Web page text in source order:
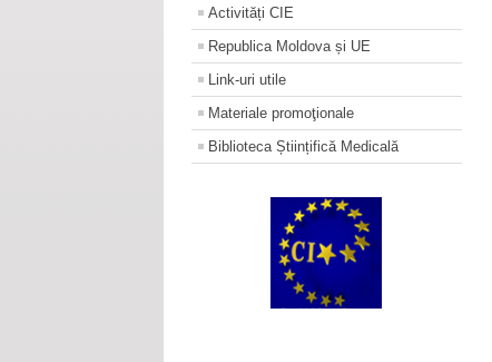
Activități CIE
Republica Moldova și UE
Link-uri utile
Materiale promoţionale
Biblioteca Științifică Medicală